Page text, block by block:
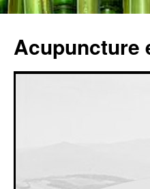
Acupuncture